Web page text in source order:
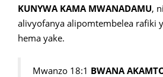
KUNYWA KAMA MWANADAMU,
alivyofanya alipomtembelea rafiki
hema yake.
Mwanzo 18:1 BWANA